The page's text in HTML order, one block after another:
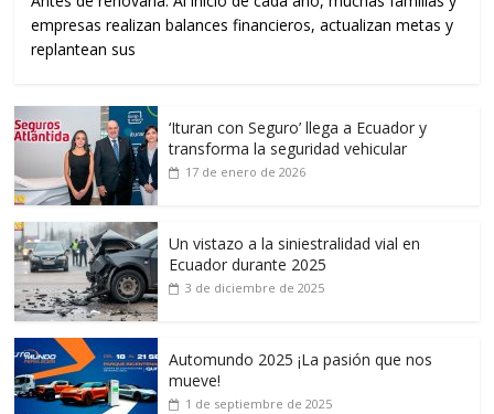
empresas realizan balances financieros, actualizan metas y
replantean sus
‘Ituran con Seguro’ llega a Ecuador y
transforma la seguridad vehicular
17 de enero de 2026
Un vistazo a la siniestralidad vial en
Ecuador durante 2025
3 de diciembre de 2025
Automundo 2025 ¡La pasión que nos
mueve!
1 de septiembre de 2025